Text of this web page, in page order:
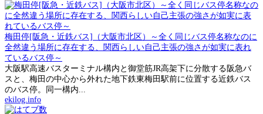
梅田停[阪急・近鉄バス]（大阪市北区）～全く同じバス停名称なのに
全然違う場所に存在する、関西らしい自己主張の強さが如実に表れ
ているバス停～
大阪駅高速バスターミナル構内と御堂筋JR高架下に分散する阪急バ
スと、梅田の中心から外れた地下鉄東梅田駅前に位置する近鉄バス
のバス停。同一構内...
ekilog.info